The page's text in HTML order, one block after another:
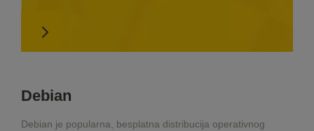
Debian
Debian je popularna, besplatna distribucija operativnog